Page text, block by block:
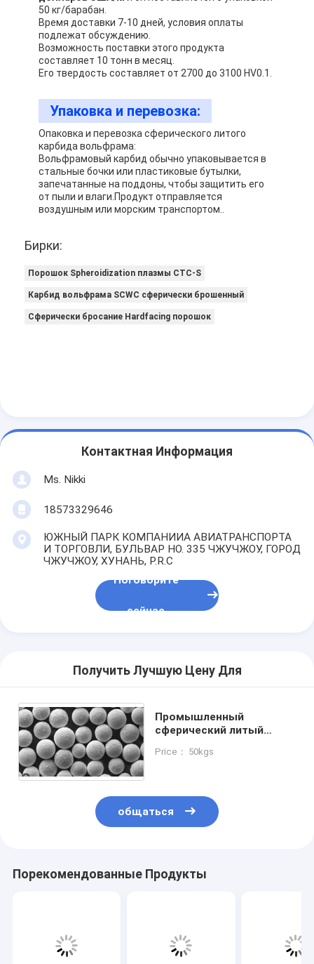
50 кг/барабан.
Время доставки 7-10 дней, условия оплаты
подлежат обсуждению.
Возможность поставки этого продукта
составляет 10 тонн в месяц.
Его твердость составляет от 2700 до 3100 HV0.1.
Упаковка и перевозка:
Опаковка и перевозка сферического литого
карбида вольфрама:
Вольфрамовый карбид обычно упаковывается в
стальные бочки или пластиковые бутылки,
запечатанные на поддоны, чтобы защитить его
от пыли и влаги.Продукт отправляется
воздушным или морским транспортом..
Бирки:
Порошок Spheroidization плазмы CTC-S
Карбид вольфрама SCWC сферически брошенный
Сферически бросание Hardfacing порошок
Контактная Информация
Ms. Nikki
18573329646
ЮЖНЫЙ ПАРК КОМПАНИИА АВИАТРАНСПОРТА
И ТОРГОВЛИ, БУЛЬВАР НО. 335 ЧЖУЧЖОУ, ГОРОД
ЧЖУЧЖОУ, ХУНАНЬ, P.R.C
Поговорите
сейчас
Получить Лучшую Цену Для
Промышленный
сферический литый
порошок износостойкий
Price： 50kgs
общаться
Порекомендованные Продукты